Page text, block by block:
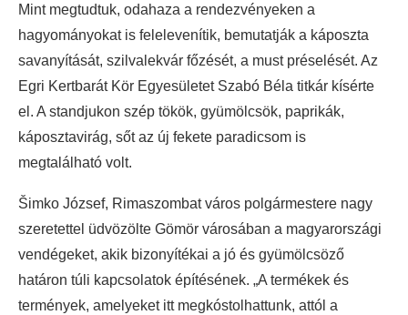
Mint megtudtuk, odahaza a rendezvényeken a
hagyományokat is felelevenítik, bemutatják a káposzta
savanyítását, szilvalekvár főzését, a must préselését. Az
Egri Kertbarát Kör Egyesületet Szabó Béla titkár kísérte
el. A standjukon szép tökök, gyümölcsök, paprikák,
káposztavirág, sőt az új fekete paradicsom is
megtalálható volt.
Šimko József, Rimaszombat város polgármestere nagy
szeretettel üdvözölte Gömör városában a magyarországi
vendégeket, akik bizonyítékai a jó és gyümölcsöző
határon túli kapcsolatok építésének. „A termékek és
termények, amelyeket itt megkóstolhattunk, attól a